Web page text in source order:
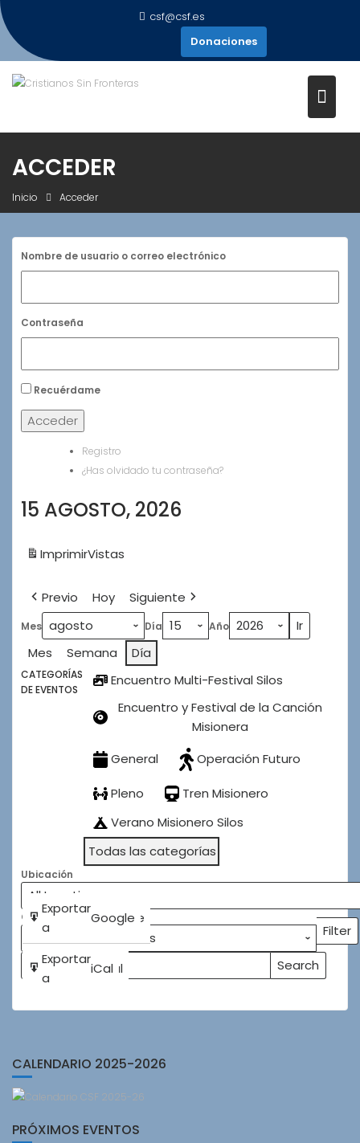
Saltar
al
contenido
csf@csf.es
Donaciones
ACCEDER
Inicio Acceder
Nombre de usuario o correo electrónico
Contraseña
Recuérdame
Acceder
Registro
¿Has olvidado tu contraseña?
15 AGOSTO, 2026
ImprimirVistas
Previo Hoy Siguiente
Mes Día Año
Mes Semana Día
CATEGORÍAS
DE EVENTOS
Encuentro Multi-Festival Silos
Encuentro y Festival de la Canción
Misionera
General
Operación Futuro
Pleno
Tren Misionero
Verano Misionero Silos
Todas las categorías
Subscribe
in
Google
Subscribe
in
iCal
Exportar
a
Google
Exportar
a
iCal
Ubicación
Categorías
Filter
Buscar
Search
Events
CALENDARIO 2025-2026
PRÓXIMOS EVENTOS